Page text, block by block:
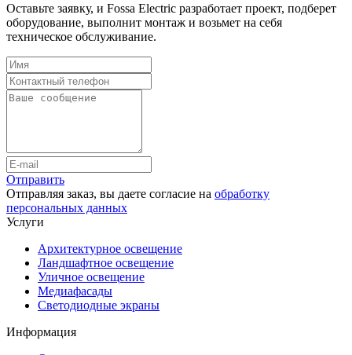
Оставьте заявку, и Fossa Electric разработает проект, подберет
оборудование, выполнит монтаж и возьмет на себя
техническое обслуживание.
Отправить
Отправляя заказ, вы даете согласие на обработку
персональных данных
Услуги
Архитектурное освещение
Ландшафтное освещение
Уличное освещение
Медиафасады
Светодиодные экраны
Информация